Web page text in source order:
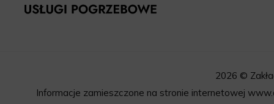
2026 ©
Informacje zamieszczone na stronie internetowej